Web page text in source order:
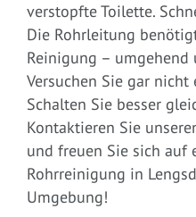
verstopfte Toilette.
Die Rohrleitung
Reinigung – umgehend
Versuchen Sie gar
Schalten Sie besser
Kontaktieren Sie
und freuen Sie sich auf
Rohrreinigung in
Umgebung!